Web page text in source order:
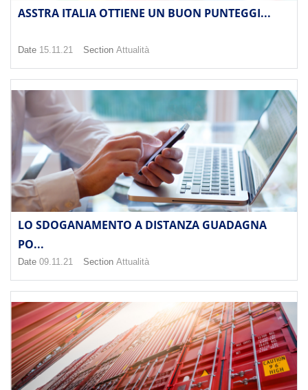
ASSTRA ITALIA OTTIENE UN BUON PUNTEGGI...
Date 15.11.21 Section Attualità
LO SDOGANAMENTO A DISTANZA GUADAGNA
PO...
Date 09.11.21 Section Attualità